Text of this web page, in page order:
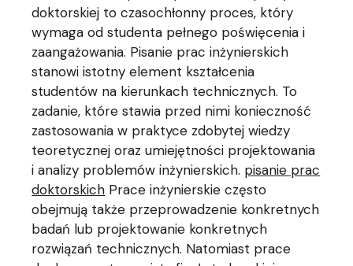
doktorskiej to czasochłonny proces, który
wymaga od studenta pełnego poświęcenia i
zaangażowania. Pisanie prac inżynierskich
stanowi istotny element kształcenia
studentów na kierunkach technicznych. To
zadanie, które stawia przed nimi konieczność
zastosowania w praktyce zdobytej wiedzy
teoretycznej oraz umiejętności projektowania
i analizy problemów inżynierskich. pisanie prac
doktorskich Prace inżynierskie często
obejmują także przeprowadzenie konkretnych
badań lub projektowanie konkretnych
rozwiązań technicznych. Natomiast prace